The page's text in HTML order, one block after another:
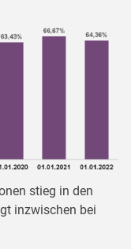
stieg in den
inzwischen bei